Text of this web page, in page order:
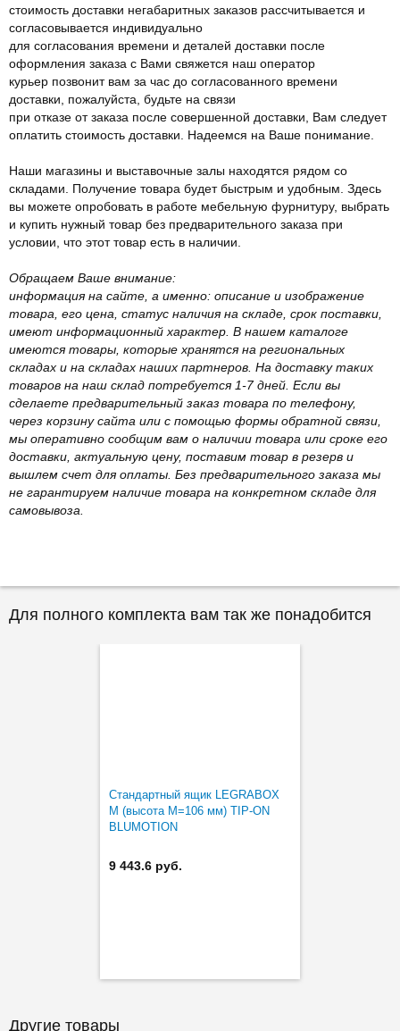
стоимость доставки негабаритных заказов рассчитывается и
согласовывается индивидуально
для согласования времени и деталей доставки после
оформления заказа с Вами свяжется наш оператор
курьер позвонит вам за час до согласованного времени
доставки, пожалуйста, будьте на связи
при отказе от заказа после совершенной доставки, Вам следует
оплатить стоимость доставки. Надеемся на Ваше понимание.
Наши магазины и выставочные залы находятся рядом со
складами. Получение товара будет быстрым и удобным. Здесь
вы можете опробовать в работе мебельную фурнитуру, выбрать
и купить нужный товар без предварительного заказа при
условии, что этот товар есть в наличии.
Обращаем Ваше внимание:
информация на сайте, а именно: описание и изображение
товара, его цена, статус наличия на складе, срок поставки,
имеют информационный характер. В нашем каталоге
имеются товары, которые хранятся на региональных
складах и на складах наших партнеров. На доставку таких
товаров на наш склад потребуется 1-7 дней. Если вы
сделаете предварительный заказ товара по телефону,
через корзину сайта или с помощью формы обратной связи,
мы оперативно сообщим вам о наличии товара или сроке его
доставки, актуальную цену, поставим товар в резерв и
вышлем счет для оплаты. Без предварительного заказа мы
не гарантируем наличие товара на конкретном складе для
самовывоза.
Для полного комплекта вам так же понадобится
Стандартный ящик LEGRABOX
M (высота M=106 мм) TIP-ON
BLUMOTION
9 443.6 руб.
Другие товары